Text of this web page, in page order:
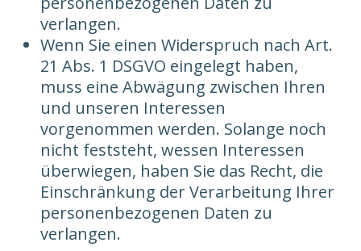
verlangen.
Wenn Sie einen Widerspruch nach Art.
21 Abs. 1 DSGVO eingelegt haben,
muss eine Abwägung zwischen Ihren
und unseren Interessen
vorgenommen werden. Solange noch
nicht feststeht, wessen Interessen
überwiegen, haben Sie das Recht, die
Einschränkung der Verarbeitung Ihrer
personenbezogenen Daten zu
verlangen.